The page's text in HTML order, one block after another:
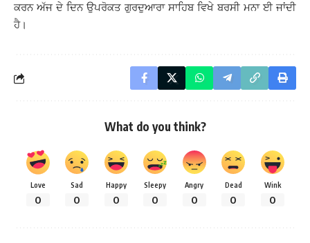
ਕਰਨ ਅੱਜ ਦੇ ਦਿਨ ਉਪਰੋਕਤ ਗੁਰਦੁਆਰਾ ਸਾਹਿਬ ਵਿਖੇ ਬਰਸੀ ਮਨਾ ਈ ਜਾਂਦੀ
ਹੈ।
What do you think?
Love
0
Sad
0
Happy
0
Sleepy
0
Angry
0
Dead
0
Wink
0